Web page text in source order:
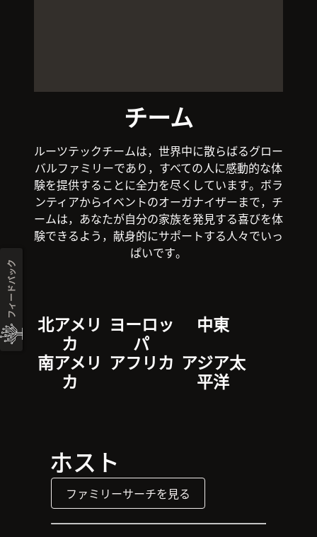
チーム
ルーツテックチームは，世界中に散らばるグロー
バルファミリーであり，すべての人に感動的な体
験を提供することに全力を尽くしています。ボラ
ンティアからイベントのオーガナイザーまで，チ
ームは，あなたが自分の家族を発見する喜びを体
験できるよう，献身的にサポートする人々でいっ
ぱいです。
北アメリ
カ
ヨーロッ
パ
中東
南アメリ
カ
アフリカ アジア太
平洋
ホスト
ファミリーサーチを見る
フィードバック